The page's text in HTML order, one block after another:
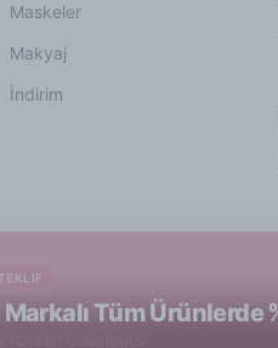
Maskeler
Makyaj
İndirim
Cosmetics
Tüm Ürünlerde